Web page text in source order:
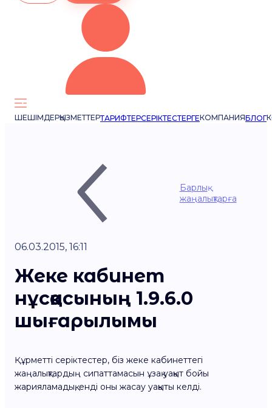
ШЕШІМДЕРҚЫЗМЕТТЕРТАРИФТЕРСЕРІКТЕСТЕРГЕКОМПАНИЯБЛОГ
Барлық
жаңалықтарға
06.03.2015, 16:11
Жеке кабинет
нұсқасының 1.9.6.0
шығарылымы
Құрметті серіктестер, біз жеке кабинеттегі
жаңалықтардың сипаттамасын ұзақ уақыт бойы
жарияламадық, енді оны жасау уақыты келді.